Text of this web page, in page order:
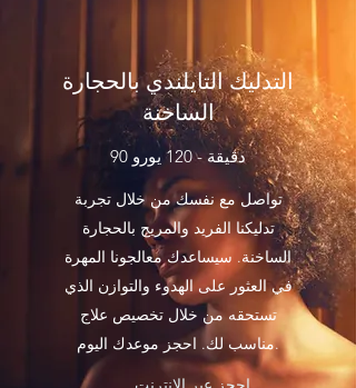
التدليك التايلندي بالحجارة
الساخنة
90 دقيقة - 120 يورو
تواصل مع نفسك من خلال تجربة
تدليكنا الفريد والمريح بالحجارة
الساخنة. سيساعدك معالجونا المهرة
في العثور على الهدوء والتوازن الذي
تستحقه من خلال تخصيص علاج
مناسب لك. احجز موعدك اليوم.